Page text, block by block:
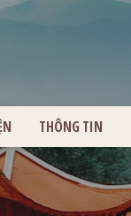
THÔNG TIN